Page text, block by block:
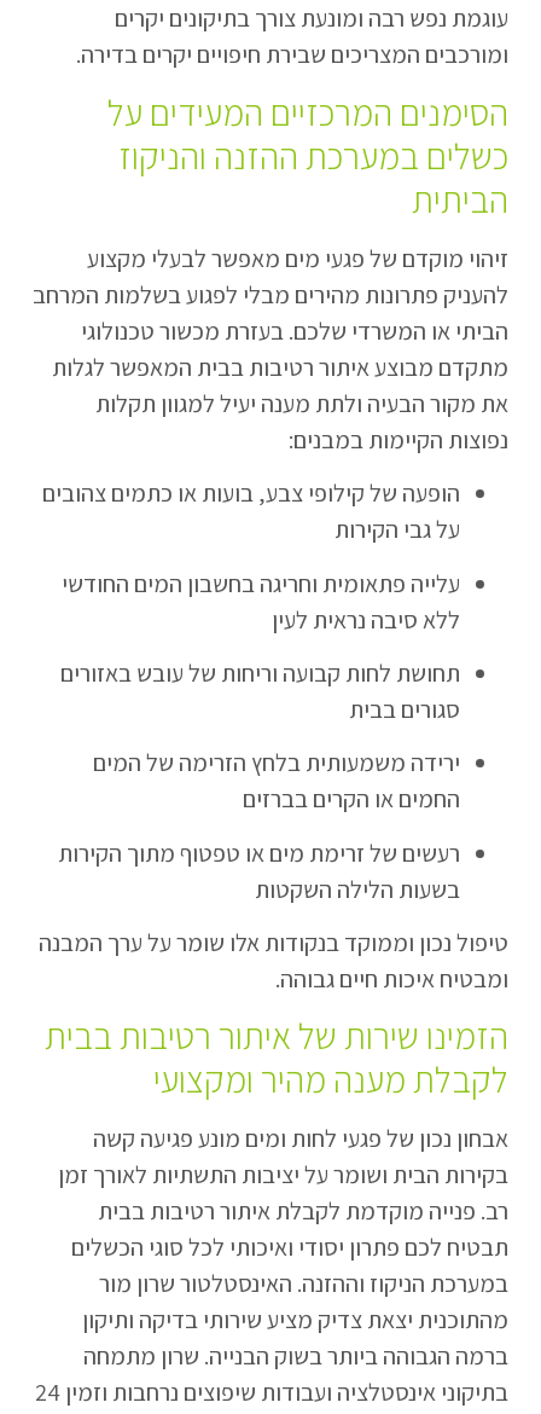
עוגמת נפש רבה ומונעת צורך בתיקונים יקרים
ומורכבים המצריכים שבירת חיפויים יקרים בדירה.
הסימנים המרכזיים המעידים על
כשלים במערכת ההזנה והניקוז
הביתית
זיהוי מוקדם של פגעי מים מאפשר לבעלי מקצוע
להעניק פתרונות מהירים מבלי לפגוע בשלמות המרחב
הביתי או המשרדי שלכם. בעזרת מכשור טכנולוגי
מתקדם מבוצע איתור רטיבות בבית המאפשר לגלות
את מקור הבעיה ולתת מענה יעיל למגוון תקלות
נפוצות הקיימות במבנים:
הופעה של קילופי צבע, בועות או כתמים צהובים
על גבי הקירות
עלייה פתאומית וחריגה בחשבון המים החודשי
ללא סיבה נראית לעין
תחושת לחות קבועה וריחות של עובש באזורים
סגורים בבית
ירידה משמעותית בלחץ הזרימה של המים
החמים או הקרים בברזים
רעשים של זרימת מים או טפטוף מתוך הקירות
בשעות הלילה השקטות
טיפול נכון וממוקד בנקודות אלו שומר על ערך המבנה
ומבטיח איכות חיים גבוהה.
הזמינו שירות של איתור רטיבות בבית
לקבלת מענה מהיר ומקצועי
אבחון נכון של פגעי לחות ומים מונע פגיעה קשה
בקירות הבית ושומר על יציבות התשתיות לאורך זמן
רב. פנייה מוקדמת לקבלת איתור רטיבות בבית
תבטיח לכם פתרון יסודי ואיכותי לכל סוגי הכשלים
במערכת הניקוז וההזנה. האינסטלטור שרון מור
מהתוכנית יצאת צדיק מציע שירותי בדיקה ותיקון
ברמה הגבוהה ביותר בשוק הבנייה. שרון מתמחה
בתיקוני אינסטלציה ועבודות שיפוצים נרחבות וזמין 24